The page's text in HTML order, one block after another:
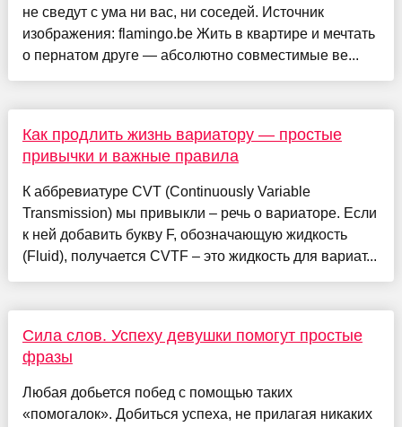
не сведут с ума ни вас, ни соседей. Источник
изображения: flamingo.be Жить в квартире и мечтать
о пернатом друге — абсолютно совместимые ве...
Как продлить жизнь вариатору — простые
привычки и важные правила
К аббревиатуре CVT (Continuously Variable
Transmission) мы привыкли – речь о вариаторе. Если
к ней добавить букву F, обозначающую жидкость
(Fluid), получается CVTF – это жидкость для вариат...
Сила слов. Успеху девушки помогут простые
фразы
Любая добьется побед с помощью таких
«помогалок». Добиться успеха, не прилагая никаких